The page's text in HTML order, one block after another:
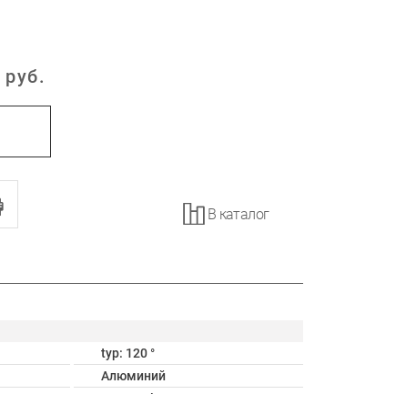
руб.
В каталог
typ: 120 °
Алюминий